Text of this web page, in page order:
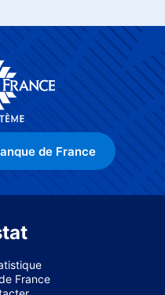
de France
France